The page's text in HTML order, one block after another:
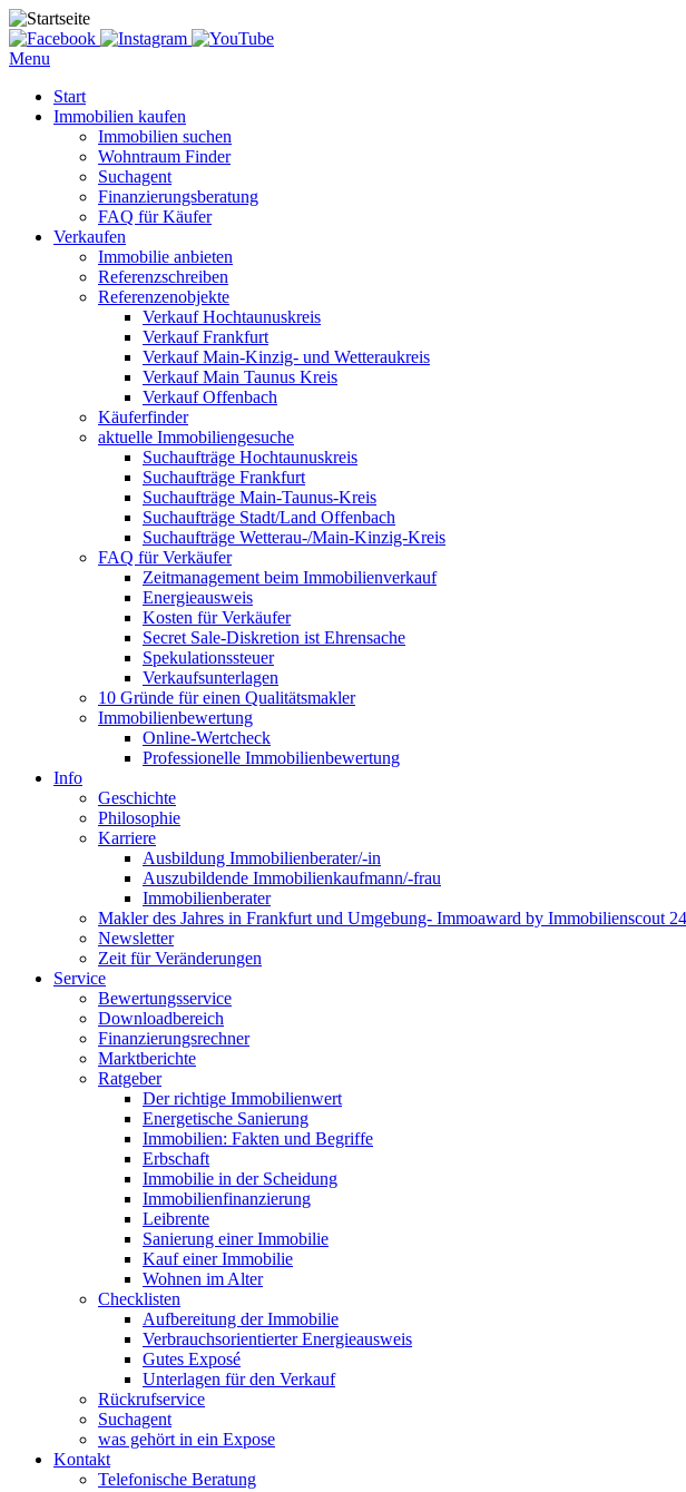
Menu
Start
Immobilien kaufen
Immobilien suchen
Wohntraum Finder
Suchagent
Finanzierungsberatung
FAQ für Käufer
Verkaufen
Immobilie anbieten
Referenzschreiben
Referenzenobjekte
Verkauf Hochtaunuskreis
Verkauf Frankfurt
Verkauf Main-Kinzig- und Wetteraukreis
Verkauf Main Taunus Kreis
Verkauf Offenbach
Käuferfinder
aktuelle Immobiliengesuche
Suchaufträge Hochtaunuskreis
Suchaufträge Frankfurt
Suchaufträge Main-Taunus-Kreis
Suchaufträge Stadt/Land Offenbach
Suchaufträge Wetterau-/Main-Kinzig-Kreis
FAQ für Verkäufer
Zeitmanagement beim Immobilienverkauf
Energieausweis
Kosten für Verkäufer
Secret Sale-Diskretion ist Ehrensache
Spekulationssteuer
Verkaufsunterlagen
10 Gründe für einen Qualitätsmakler
Immobilienbewertung
Online-Wertcheck
Professionelle Immobilienbewertung
Info
Geschichte
Philosophie
Karriere
Ausbildung Immobilienberater/-in
Auszubildende Immobilienkaufmann/-frau
Immobilienberater
Makler des Jahres in Frankfurt und Umgebung- Immoaward by Immobilienscout 24
Newsletter
Zeit für Veränderungen
Service
Bewertungsservice
Downloadbereich
Finanzierungsrechner
Marktberichte
Ratgeber
Der richtige Immobilienwert
Energetische Sanierung
Immobilien: Fakten und Begriffe
Erbschaft
Immobilie in der Scheidung
Immobilienfinanzierung
Leibrente
Sanierung einer Immobilie
Kauf einer Immobilie
Wohnen im Alter
Checklisten
Aufbereitung der Immobilie
Verbrauchsorientierter Energieausweis
Gutes Exposé
Unterlagen für den Verkauf
Rückrufservice
Suchagent
was gehört in ein Expose
Kontakt
Telefonische Beratung